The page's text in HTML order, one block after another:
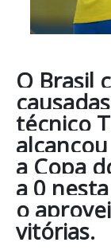
O Brasil
técnico
a Copa
a 0
o
vitórias.